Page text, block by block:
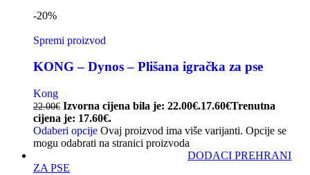
-20%
Spremi proizvod
KONG – Dynos – Plišana igračka za pse
Kong
22.00€ Izvorna cijena bila je: 22.00€.17.60€Trenutna
cijena je: 17.60€.
Odaberi opcije Ovaj proizvod ima više varijanti. Opcije se
mogu odabrati na stranici proizvoda
DODACI PREHRANI
ZA PSE